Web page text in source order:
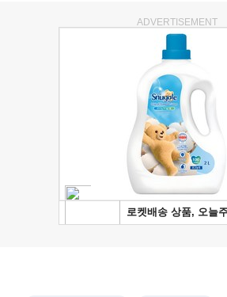
ADVERTISEMENT